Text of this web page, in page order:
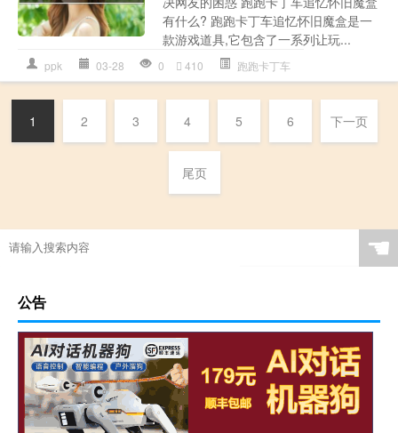
有什么? 跑跑卡丁车追忆怀旧魔盒是一
款游戏道具,它包含了一系列让玩...
ppk 03-28 0 410 跑跑卡丁车
1 2 3 4 5 6 下一页
尾页
☚
公告